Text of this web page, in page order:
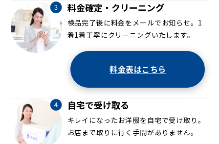
料金確定・クリーニング
検品完了後に料金をメールでお知らせ。1
着1着丁寧にクリーニングいたします。
料金表はこちら
自宅で受け取る
キレイになったお洋服を自宅で受け取り。
お店まで取りに行く手間がありません。